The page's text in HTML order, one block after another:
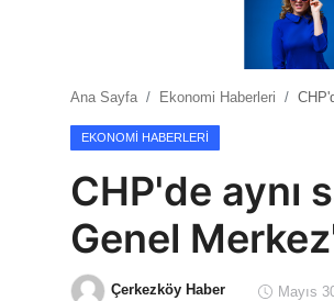
Ekonomi Haberleri
Teknoloji Haberleri
Ana Sayfa Ekonomi Haberleri
EKONOMI HABERLERI
CHP'de aynı
Genel
Çerkezköy Haber Mayıs